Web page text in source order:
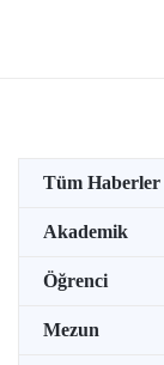
Tüm Haberler
Akademik
Öğrenci
Mezun